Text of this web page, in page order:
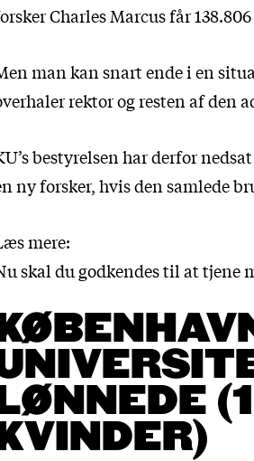
Charles Marcus får
man kan snart ende i en
rektor og resten af den
bestyrelsen har derfor
ny forsker, hvis den samlede
mere:
skal du godkendes til at tjene
LØNNEDE
KVINDER)